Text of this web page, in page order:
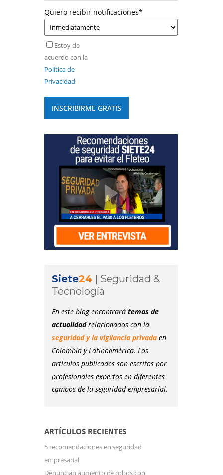
Quiero recibir notificaciones*
Estoy de
acuerdo con la
Política de
Privacidad
Siete24 | Seguridad &
Tecnología
En este blog encontrará temas de
actualidadrelacionados con la
seguridad y la vigilancia privada en
Colombia y Latinoamérica. Los
artículos publicados son escritos por
profesionales expertos en diferentes
campos de la seguridad empresarial.
ARTÍCULOS RECIENTES
5 recomendaciones en seguridad
empresarial
Denuncian aumento de robos con